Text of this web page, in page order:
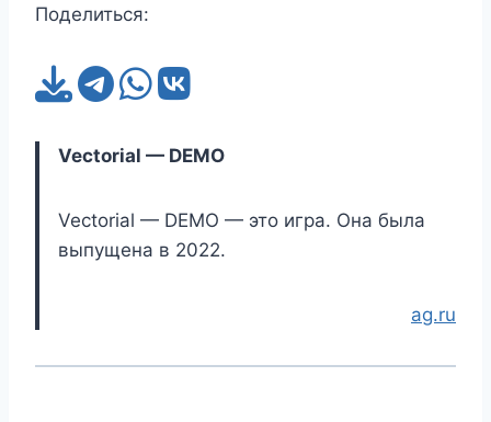
Поделиться:
Vectorial — DEMO
Vectorial — DEMO — это игра. Она была
выпущена в 2022.
ag.ru